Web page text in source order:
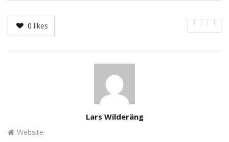
0 likes
Lars Wilderäng
Website